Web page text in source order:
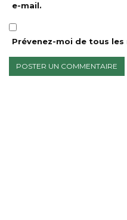
e-mail.
Prévenez-moi de tous